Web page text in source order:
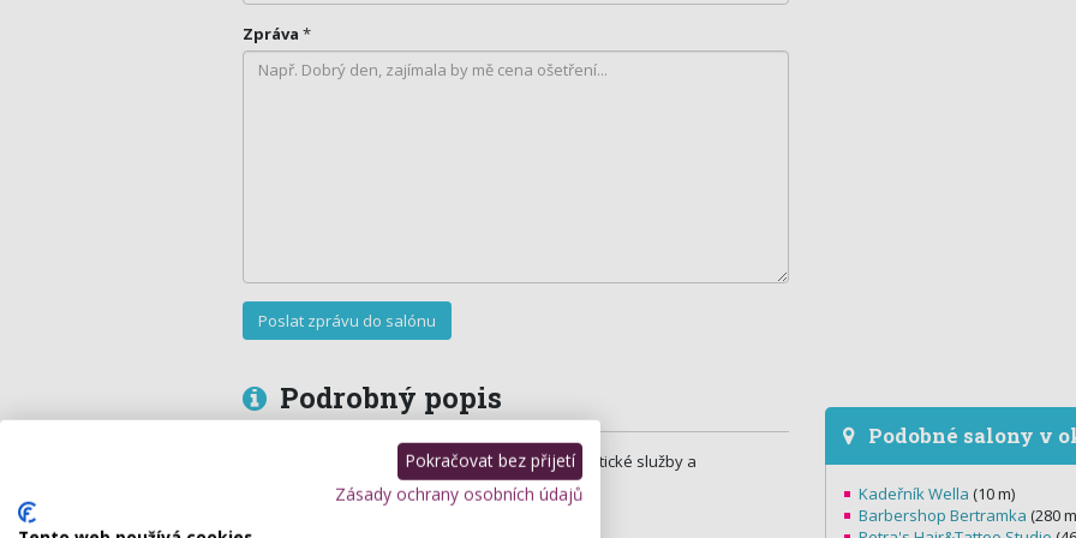
Zpráva *
Podrobný popis
Salon krásy nabízí kadeřnické, masérské, kosmetické služby a
modeláž nehtů.
Podobné salony v
Kadeřník Wella (10 m)
Barbershop Bertramka (280
Pokračovat bez přijetí
Zásady ochrany osobních údajů